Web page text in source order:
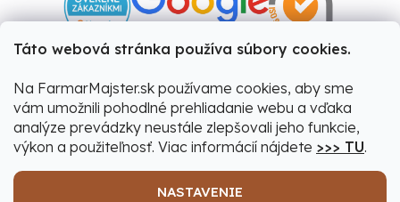
Táto webová stránka používa súbory cookies.
Na FarmarMajster.sk používame cookies, aby sme
vám umožnili pohodlné prehliadanie webu a vďaka
analýze prevádzky neustále zlepšovali jeho funkcie,
výkon a použiteľnosť. Viac informácií nájdete >>> TU.
NASTAVENIE